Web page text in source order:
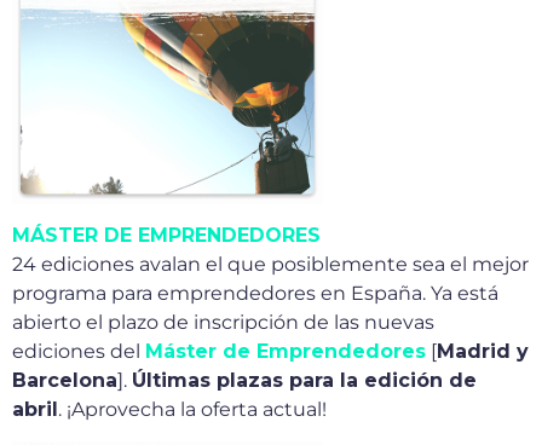
MÁSTER DE EMPRENDEDORES
24 ediciones avalan el que posiblemente sea el mejor
programa para emprendedores en España. Ya está
abierto el plazo de inscripción de las nuevas
ediciones del Máster de Emprendedores [Madrid y
Barcelona]. Últimas plazas para la edición de
abril. ¡Aprovecha la oferta actual!